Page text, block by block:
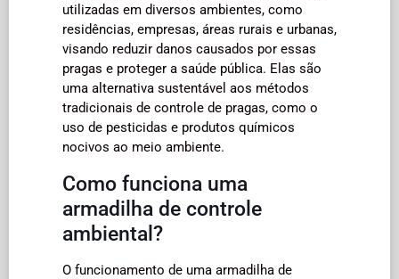
utilizadas em diversos ambientes, como
residências, empresas, áreas rurais e urbanas,
visando reduzir danos causados por essas
pragas e proteger a saúde pública. Elas são
uma alternativa sustentável aos métodos
tradicionais de controle de pragas, como o
uso de pesticidas e produtos químicos
nocivos ao meio ambiente.
Como funciona uma
armadilha de controle
ambiental?
O funcionamento de uma armadilha de